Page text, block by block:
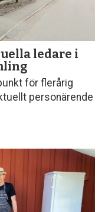
ledare i
för flerårig
personärende